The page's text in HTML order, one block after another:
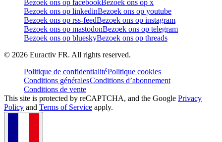
Bezoek ons op facebookBezoek ons op x
Bezoek ons op linkedinBezoek ons op youtube
Bezoek ons op rss-feedBezoek ons op instagram
Bezoek ons op mastodonBezoek ons op telegram
Bezoek ons op blueskyBezoek ons op threads
© 2026 Euractiv FR. All rights reserved.
Politique de confidentialitéPolitique cookies
Conditions généralesConditions d’abonnement
Conditions de vente
This site is protected by reCAPTCHA, and the Google Privacy
Policy and Terms of Service apply.